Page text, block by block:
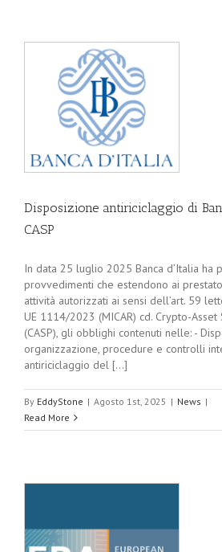
Disposizione antiriciclaggio di
CASP
In data 25 luglio 2025 Banca d’Italia ha
provvedimenti che estendono ai
attività autorizzati ai sensi dell’art. 59
UE 1114/2023 (MICAR) cd. Crypto-
(CASP), gli obblighi contenuti nelle: -
organizzazione, procedure e controlli
antiriciclaggio del [...]
By EddyStone | Agosto 1st, 2025 | News |
Read More